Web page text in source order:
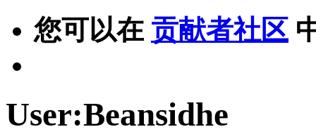
您可以在 贡献者社区
User:Beansidhe